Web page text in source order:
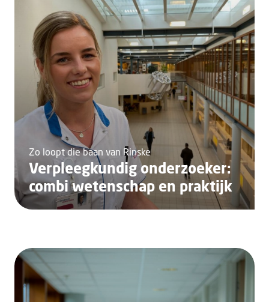
Zo loopt die baan van Rinske
Verpleegkundig onderzoeker:
combi wetenschap en praktijk